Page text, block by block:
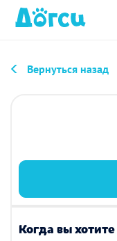
Вернуться назад
Когда вы